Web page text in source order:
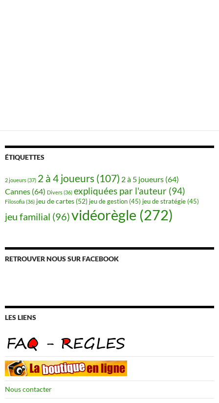
ÉTIQUETTES
2 joueurs(37) 2 à 4 joueurs (107) 2 à 5 joueurs (64)
Cannes (64) Divers(36) expliquées par l'auteur (94)
Filosofia (36) jeu de cartes (52) jeu de gestion (45) jeu de stratégie (45)
jeu familial (96)vidéorègle (272)
RETROUVER NOUS SUR FACEBOOK
LES LIENS
Nous contacter